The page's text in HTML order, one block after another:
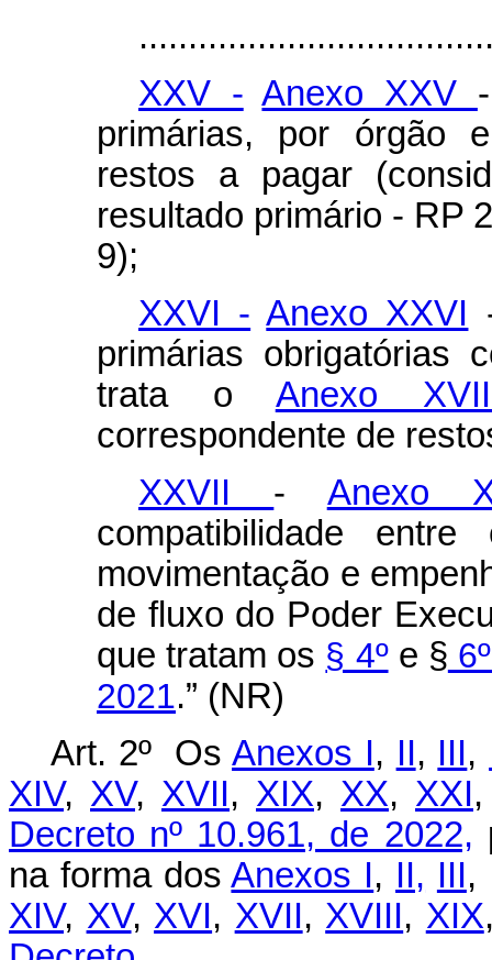
XXV - Anexo XXV
primárias, por órgão
restos a pagar
resultado primário - RP
9);
XXVI - Anexo XXVI
primárias obrigatórias
trata o Anexo
correspondente de
XXVII - Anexo
compatibilidade
movimentação e
de fluxo do Poder
que tratam os § 4ºe §
2021.” (NR)
Art. 2º OsAnexos I, II, III,
XIV, XV, XVII, XIX, XX, XXI
Decreto nº 10.961, de 2022,
na forma dosAnexos I, II, III,
XIV, XV, XVI, XVII, XVIII, XIX